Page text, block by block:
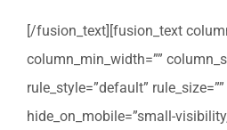
[/fusion_text][fusion_text
column_min_width=””
rule_style=”default” rule_size=””
hide_on_mobile=”small-